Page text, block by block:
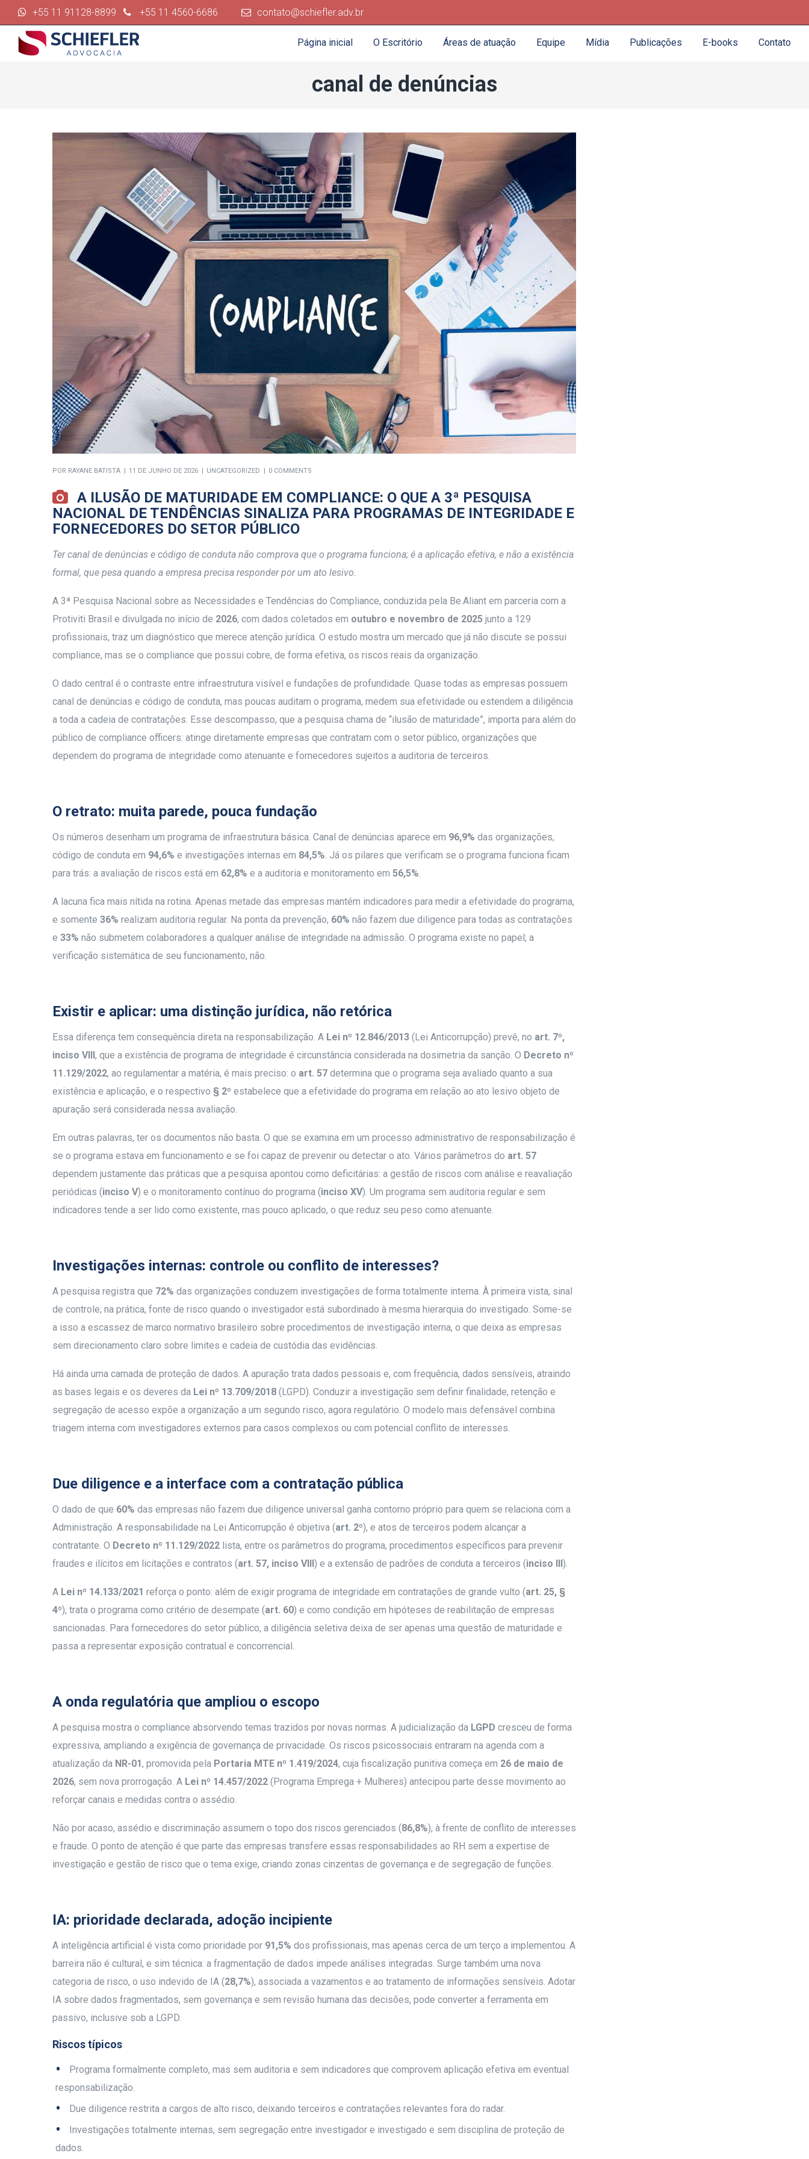
+55 11 91128-8899 +55 11 4560-6686 contato@schiefler.adv.br
Página inicial O Escritório Áreas de atuação Equipe Mídia Publicações E-books Contato
canal de denúncias
POR RAYANE BATISTA 11 DE JUNHO DE 2026 UNCATEGORIZED 0 COMMENTS
A ILUSÃO DE MATURIDADE EM COMPLIANCE: O QUE A 3ª PESQUISA
NACIONAL DE TENDÊNCIAS SINALIZA PARA PROGRAMAS DE INTEGRIDADE E
FORNECEDORES DO SETOR PÚBLICO
Ter canal de denúncias e código de conduta não comprova que o programa funciona; é a aplicação efetiva, e não a existência
formal, que pesa quando a empresa precisa responder por um ato lesivo.
A 3ª Pesquisa Nacional sobre as Necessidades e Tendências do Compliance, conduzida pela Be.Aliant em parceria com a
Protiviti Brasil e divulgada no início de 2026, com dados coletados em outubro e novembro de 2025 junto a 129
profissionais, traz um diagnóstico que merece atenção jurídica. O estudo mostra um mercado que já não discute se possui
compliance, mas se o compliance que possui cobre, de forma efetiva, os riscos reais da organização.
O dado central é o contraste entre infraestrutura visível e fundações de profundidade. Quase todas as empresas possuem
canal de denúncias e código de conduta, mas poucas auditam o programa, medem sua efetividade ou estendem a diligência
a toda a cadeia de contratações. Esse descompasso, que a pesquisa chama de “ilusão de maturidade”, importa para além do
público de compliance officers: atinge diretamente empresas que contratam com o setor público, organizações que
dependem do programa de integridade como atenuante e fornecedores sujeitos a auditoria de terceiros.
O retrato: muita parede, pouca fundação
Os números desenham um programa de infraestrutura básica. Canal de denúncias aparece em 96,9% das organizações,
código de conduta em 94,6% e investigações internas em 84,5% . Já os pilares que verificam se o programa funciona ficam
para trás: a avaliação de riscos está em 62,8% e a auditoria e monitoramento em 56,5%
A lacuna fica mais nítida na rotina. Apenas metade das empresas mantém indicadores para medir a efetividade do programa,
e somente 36% realizam auditoria regular. Na ponta da prevenção, 60% não fazem due diligence para todas as contratações
e 33% não submetem colaboradores a qualquer análise de integridade na admissão. O programa existe no papel; a
verificação sistemática de seu funcionamento, não.
Existir e aplicar: uma distinção jurídica, não retórica
Essa diferença tem consequência direta na responsabilização. A Lei nº 12.846/2013 (Lei Anticorrupção) prevê, no art. 7º,
inciso VIII, que a existência de programa de integridade é circunstância considerada na dosimetria da sanção. O Decreto nº
11.129/2022, ao regulamentar a matéria, é mais preciso: o art. 57 determina que o programa seja avaliado quanto a sua
existência e aplicação, e o respectivo § 2º estabelece que a efetividade do programa em relação ao ato lesivo objeto de
apuração será considerada nessa avaliação.
Em outras palavras, ter os documentos não basta. O que se examina em um processo administrativo de responsabilização é
se o programa estava em funcionamento e se foi capaz de prevenir ou detectar o ato. Vários parâmetros do art. 57
dependem justamente das práticas que a pesquisa apontou como deficitárias: a gestão de riscos com análise e reavaliação
periódicas (inciso V) e o monitoramento contínuo do programa (inciso XV). Um programa sem auditoria regular e sem
indicadores tende a ser lido como existente, mas pouco aplicado, o que reduz seu peso como atenuante.
Investigações internas: controle ou conflito de interesses?
A pesquisa registra que 72% das organizações conduzem investigações de forma totalmente interna. À primeira vista, sinal
de controle; na prática, fonte de risco quando o investigador está subordinado à mesma hierarquia do investigado. Some-se
a isso a escassez de marco normativo brasileiro sobre procedimentos de investigação interna, o que deixa as empresas
sem direcionamento claro sobre limites e cadeia de custódia das evidências.
Há ainda uma camada de proteção de dados. A apuração trata dados pessoais e, com frequência, dados sensíveis, atraindo
as bases legais e os deveres da Lei nº 13.709/2018 (LGPD). Conduzir a investigação sem definir finalidade, retenção e
segregação de acesso expõe a organização a um segundo risco, agora regulatório. O modelo mais defensável combina
triagem interna com investigadores externos para casos complexos ou com potencial conflito de interesses.
Due diligence e a interface com a contratação pública
O dado de que 60% das empresas não fazem due diligence universal ganha contorno próprio para quem se relaciona com a
Administração. A responsabilidade na Lei Anticorrupção é objetiva (art. 2º), e atos de terceiros podem alcançar a
contratante. O Decreto nº 11.129/2022 lista, entre os parâmetros do programa, procedimentos específicos para prevenir
fraudes e ilícitos em licitações e contratos (art. 57, inciso VIII) e a extensão de padrões de conduta a terceiros (inciso III).
A Lei nº 14.133/2021 reforça o ponto: além de exigir programa de integridade em contratações de grande vulto (art. 25, §
4º), trata o programa como critério de desempate (art. 60) e como condição em hipóteses de reabilitação de empresas
sancionadas. Para fornecedores do setor público, a diligência seletiva deixa de ser apenas uma questão de maturidade e
passa a representar exposição contratual e concorrencial.
A onda regulatória que ampliou o escopo
A pesquisa mostra o compliance absorvendo temas trazidos por novas normas. A judicialização da LGPD cresceu de forma
expressiva, ampliando a exigência de governança de privacidade. Os riscos psicossociais entraram na agenda com a
atualização da NR-01, promovida pela Portaria MTE nº 1.419/2024, cuja fiscalização punitiva começa em 26 de maio de
2026, sem nova prorrogação. A Lei nº 14.457/2022 (Programa Emprega + Mulheres) antecipou parte desse movimento ao
reforçar canais e medidas contra o assédio.
Não por acaso, assédio e discriminação assumem o topo dos riscos gerenciados (86,8%), à frente de conflito de interesses
e fraude. O ponto de atenção é que parte das empresas transfere essas responsabilidades ao RH sem a expertise de
investigação e gestão de risco que o tema exige, criando zonas cinzentas de governança e de segregação de funções.
IA: prioridade declarada, adoção incipiente
A inteligência artificial é vista como prioridade por 91,5% dos profissionais, mas apenas cerca de um terço a implementou. A
barreira não é cultural, e sim técnica: a fragmentação de dados impede análises integradas. Surge também uma nova
categoria de risco, o uso indevido de IA (28,7%), associada a vazamentos e ao tratamento de informações sensíveis. Adotar
IA sobre dados fragmentados, sem governança e sem revisão humana das decisões, pode converter a ferramenta em
passivo, inclusive sob a LGPD.
Riscos típicos
Programa formalmente completo, mas sem auditoria e sem indicadores que comprovem aplicação efetiva em eventual
responsabilização.
Due diligence restrita a cargos de alto risco, deixando terceiros e contratações relevantes fora do radar.
Investigações totalmente internas, sem segregação entre investigador e investigado e sem disciplina de proteção de
dados.